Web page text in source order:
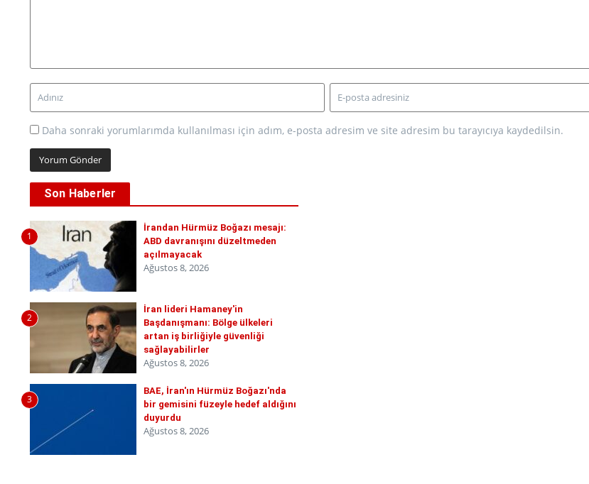
Daha sonraki yorumlarımda kullanılması için adım, e-posta adresim ve site adresim bu tarayıcıya kaydedilsin.
Son Haberler
1
İrandan Hürmüz Boğazı mesajı:
ABD davranışını düzeltmeden
açılmayacak
Ağustos 8, 2026
2
İran lideri Hamaney'in
Başdanışmanı: Bölge ülkeleri
artan iş birliğiyle güvenliği
sağlayabilirler
Ağustos 8, 2026
3
BAE, İran'ın Hürmüz Boğazı'nda
bir gemisini füzeyle hedef aldığını
duyurdu
Ağustos 8, 2026